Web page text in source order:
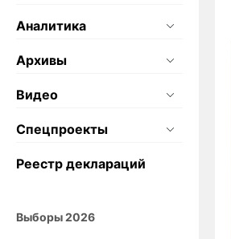
Аналитика
Архивы
Видео
Спецпроекты
Реестр деклараций
Выборы 2026